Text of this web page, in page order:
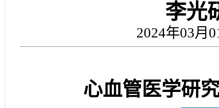
李光
2024年03月
心血管医学研